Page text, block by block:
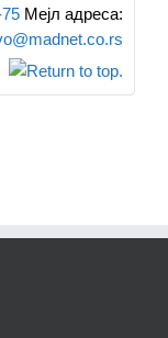
Мејл адреса: